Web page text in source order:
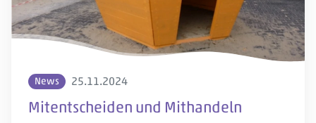
News 25.11.2024
Mitentscheiden und Mithandeln